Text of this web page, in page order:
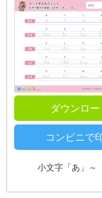
ダウンロー
コンビニで
小文字「あ」～